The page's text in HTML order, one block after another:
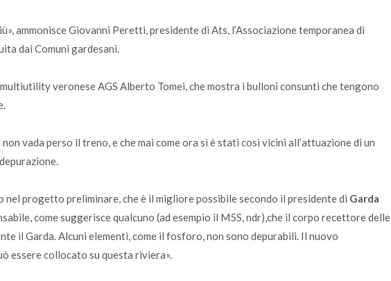
ammonisce Giovanni Peretti, presidente di Ats, l’Associazione temporanea di
dai Comuni gardesani.
veronese AGS Alberto Tomei, che mostra i bulloni consunti che tengono
vada perso il treno, e che mai come ora si è stati così vicini all’attuazione di un
nel progetto preliminare, che è il migliore possibile secondo il presidente di Garda
come suggerisce qualcuno (ad esempio il M5S, ndr),che il corpo recettore delle
il Garda. Alcuni elementi, come il fosforo, non sono depurabili. Il nuovo
essere collocato su questa riviera».